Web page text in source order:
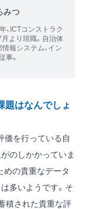
みつ
、ICTコンストラク
より現職。自治体
報システム、イン
事。
題はなんでしょ
を行っている自
のしかかっていま
めの貴重なデータ
多いようです。そ
積された貴重な評